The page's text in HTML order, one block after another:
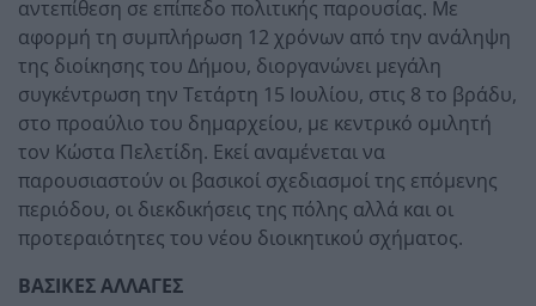
αντεπίθεση σε επίπεδο πολιτικής παρουσίας. Με
αφορμή τη συμπλήρωση 12 χρόνων από την ανάληψη
της διοίκησης του Δήμου, διοργανώνει μεγάλη
συγκέντρωση την Τετάρτη 15 Ιουλίου, στις 8 το βράδυ,
στο προαύλιο του δημαρχείου, με κεντρικό ομιλητή
τον Κώστα Πελετίδη. Εκεί αναμένεται να
παρουσιαστούν οι βασικοί σχεδιασμοί της επόμενης
περιόδου, οι διεκδικήσεις της πόλης αλλά και οι
προτεραιότητες του νέου διοικητικού σχήματος.
ΒΑΣΙΚΕΣ ΑΛΛΑΓΕΣ